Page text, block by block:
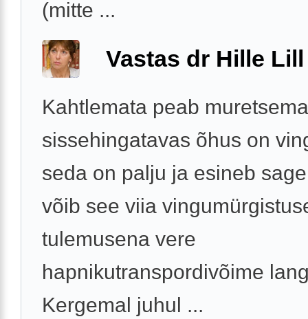
(mitte ...
Vastas dr Hille Lill
Kahtlemata peab
sissehingatavas õhus on
seda on palju ja esineb
võib see viia
tulemusena vere
hapnikutranspordivõime
Kergemal juhul ...